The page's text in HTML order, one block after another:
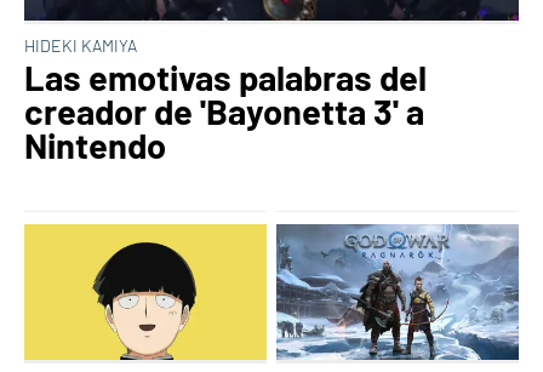
HIDEKI KAMIYA
Las emotivas palabras del
creador de 'Bayonetta 3' a
Nintendo